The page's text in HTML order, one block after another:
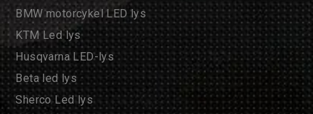
BMW motorcykel LED lys
KTM Led lys
Husqvarna LED-lys
Beta led lys
Sherco Led lys